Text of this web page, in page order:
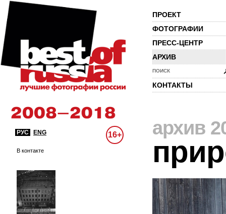
ПРОЕКТ
ФОТОГРАФИИ
ПРЕСС-ЦЕНТР
АРХИВ
ПОИСК
КОНТАКТЫ
РУС ENG 16+
В контакте
архив